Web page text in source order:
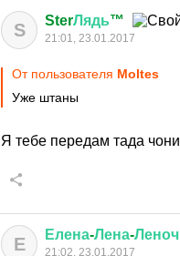
S SterЛядь™
21:01, 23.01.2017
От пользователя Moltes
Уже штаны
Я тебе передам тада
Е Елена-Лена-
21:02, 23.01.2017